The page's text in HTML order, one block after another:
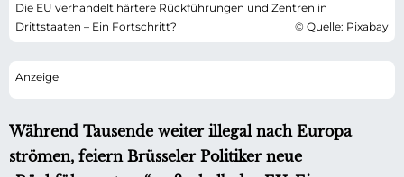
Die EU verhandelt härtere Rückführungen und Zentren in
Drittstaaten – Ein Fortschritt?
© Quelle: Pixabay
Während Tausende weiter illegal nach Europa
strömen, feiern Brüsseler Politiker neue